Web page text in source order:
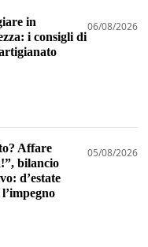
in
i consigli di
06/08/2026
Affare
bilancio
d’estate
05/08/2026